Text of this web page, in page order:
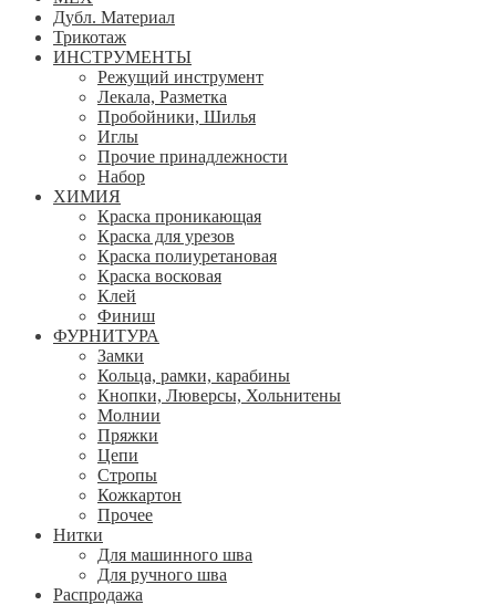
Дубл. Материал
Трикотаж
ИНСТРУМЕНТЫ
Режущий инструмент
Лекала, Разметка
Пробойники, Шилья
Иглы
Прочие принадлежности
Набор
ХИМИЯ
Краска проникающая
Краска для урезов
Краска полиуретановая
Краска восковая
Клей
Финиш
ФУРНИТУРА
Замки
Кольца, рамки, карабины
Кнопки, Люверсы, Хольнитены
Молнии
Пряжки
Цепи
Стропы
Кожкартон
Прочее
Нитки
Для машинного шва
Для ручного шва
Распродажа